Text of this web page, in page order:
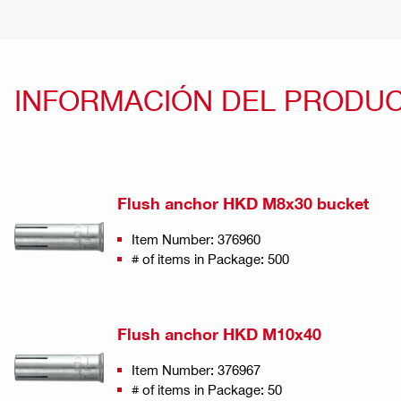
INFORMACIÓN DEL
Flush anchor HKD M8x30 bucket
Item Number: 376960
# of items in Package: 500
Flush anchor HKD M10x40
Item Number: 376967
# of items in Package: 50